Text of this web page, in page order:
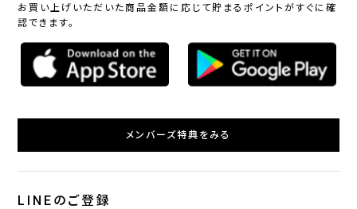
お買い上げいただいた商品金額に応じて貯まるポイントがすぐに確
認できます。
メンバーズ特典をみる
LINEのご登録